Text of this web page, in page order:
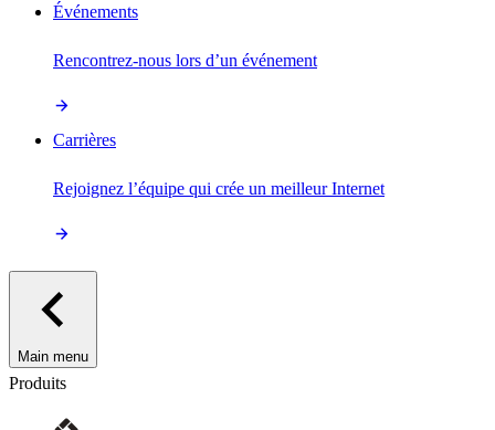
Événements
Rencontrez-nous lors d’un événement
Carrières
Rejoignez l’équipe qui crée un meilleur Internet
Main menu
Produits